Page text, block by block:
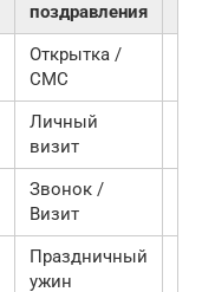
поздравления
Открытка /
СМС
Личный
визит
Звонок /
Визит
Праздничный
ужин